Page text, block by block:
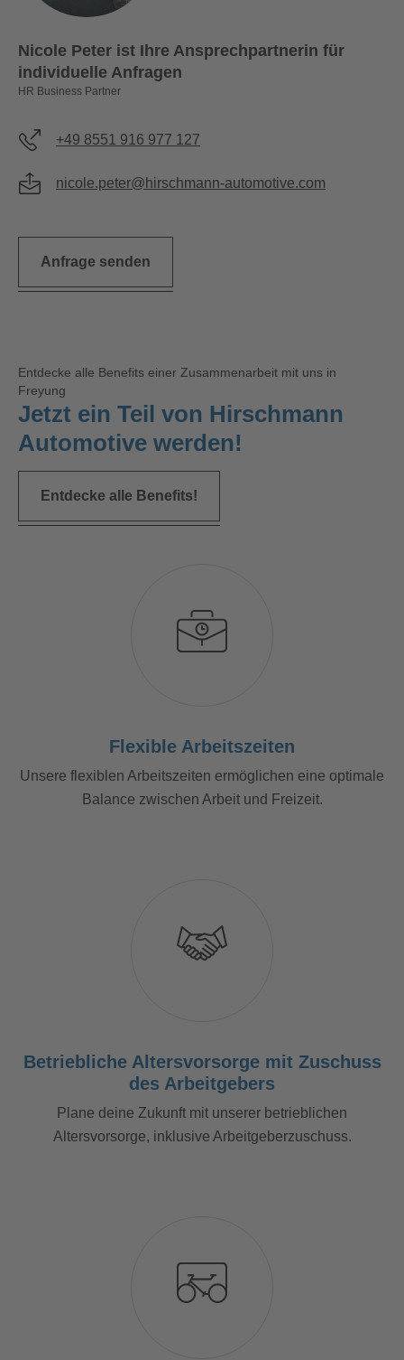
Nicole Peter ist Ihre Ansprechpartnerin für
individuelle Anfragen
HR Business Partner
+49 8551 916 977 127
nicole.peter@hirschmann-automotive.com
Anfrage senden
Entdecke alle Benefits einer Zusammenarbeit mit uns in
Freyung
Jetzt ein Teil von Hirschmann
Automotive werden!
Entdecke alle Benefits!
Flexible Arbeitszeiten
Unsere flexiblen Arbeitszeiten ermöglichen eine optimale
Balance zwischen Arbeit und Freizeit.
Betriebliche Altersvorsorge mit Zuschuss
des Arbeitgebers
Plane deine Zukunft mit unserer betrieblichen
Altersvorsorge, inklusive Arbeitgeberzuschuss.